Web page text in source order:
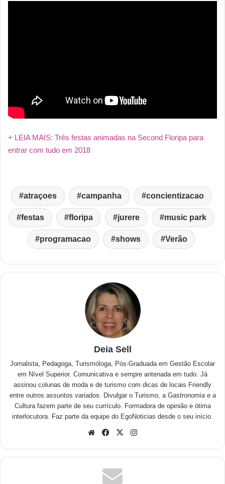
+ LEIA MAIS: Três festas animadas na Second Floripa para
entrar com tudo em 2018
atraçoes campanha concientizacao
festas floripa jurere music park
programacao shows Verão
Deia Sell
Jornalista, Pedagoga, Turismóloga, Pós-Graduada em Gestão Escolar
em Nível Superior. Comunicativa e sempre antenada em tudo. Já
assinou colunas de moda e de turismo com dicas de locais Friendly
entre outros assuntos variados. Divulgar o Turismo, a Gastronomia e a
Cultura fazem parte de seu currículo. Formadora de opinião e ótima
interlocutora. Faz parte da equipe do EgoNoticias desde o seu início.